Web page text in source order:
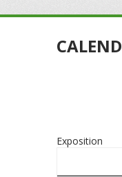
Exposition